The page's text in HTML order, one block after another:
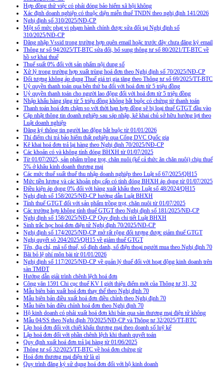
Hợp đồng thử việc có phải đóng bảo hiểm xã hội không
Xác định doanh nghiệp có thuộc diện miễn thuế TNDN theo nghị định 141/2026
Nghị định số 310/2025/NĐ-CP
Một số mức phạt vi phạm hành chính được sửa đổi tại Nghị định số
310/2025/NĐ-CP
Đăng nhập Vssid trong trường hợp quên email hoặc trước đây chưa đăng ký email
Thông tư số 94/2025/TT-BTC sửa đổi, bổ sung thông tư số 80/2021/TT-BTC về
hồ sơ khai thuế
Thuế suất 0% đối với sản phẩm nội dung số
Xử lý trong trường hợp xuất trùng hoá đơn theo Nghị định số 70/2025/NĐ-CP
Đối tượng không áp dụng Thuế giá trị gia tăng theo Thông tư số 69/2025/TT-BTC
Uỷ quyền thanh toán qua bên thứ ba đối với hoá đơn từ 5 triệu đồng
Uỷ quyền thanh toán cho người lao động đối với hoá đơn từ 5 triệu đồng
Nhập khẩu hàng tặng từ 5 triệu đồng không bắt buộc có chứng từ thanh toán
Thanh toán hoá đơn chậm so với thời hạn hợp đồng sẽ bị loại thuế GTGT đầu vào
Cập nhật thông tin doanh nghiệp sau sáp nhập, kê khai chủ sở hữu hưởng lợi theo
Luật doanh nghiệp
Đăng ký thông tin người lao động bắt buộc từ 01/01/2026
Thí điểm chi trả bảo hiểm thất nghiệp qua Cổng DVC Quốc gia
Kê khai hoá đơn trả lại hàng theo Nghị định 70/2025/NĐ-CP
Các khoản có và không tính đóng BHXH từ 01/07/2025
Từ 01/07/2025, sản phẩm trồng trọt, chăn nuôi (kể cả thức ăn chăn nuôi) chịu thuế
5% ở khâu kinh doanh thương mại
Các mức thuế suất thuế thu nhập doanh nghiệp theo Luật số 67/2025/QH15
Mức tiền lương và các khoản phụ cấp có tính đóng BHXH áp dụng từ 01/07/2025
Điều kiện áp dụng 0% đối với hàng xuất khẩu theo Luật số 48/2024/QH15
Nghị định số 158/2025/NĐ-CP hướng dẫn Luật BHXH
Tính thuế GTGT đối với sản phẩm trồng trọt, chăn nuôi từ 01/07/2025
Các trường hợp không tính thuế GTGT theo Nghị định số 181/2025/NĐ-CP
Nghị định số 158/2025/NĐ-CP Quy định chi tiết Luật BHXH
Sinh trắc học hoá đơn điện tử Nghị định 70/2025/NĐ-CP
Nghị định số 174/2025/NĐ-CP mở rất rộng đối tượng được giảm thuế GTGT
Nghị quyết sô 204/2025/QH15 về giảm thuế GTGT
Tên, địa chỉ, mã số thuế, số định danh, số điện thoại người mua theo Nghị định 70
Bãi bỏ lệ phí môn bài từ 01/01/2026
Nghị định số 117/2025/NĐ-CP về quản lý thuế đối với hoạt động kinh doanh trên
sàn TMĐT
Hướng dẫn giải trình chênh lệch hoá đơn
Công văn 1591 Chi cục thuế KV I giới thiệu điểm mới của Thông tư 31, 32
Mẫu biên bản xuất hoá đơn thay thế theo Nghị định 70
Mẫu biên bản điều xuất hoá đơn điều chỉnh theo Nghị định 70
Mẫu biên bản điều chỉnh hoá đơn theo Nghị định 70
Hộ kinh doanh có phải xuất hoá đơn khi bán qua sàn thương mại điện tử không
Mẫu 04/SS theo Nghi định 70/2025/NĐ-CP và Thông tư 32/2025/TT-BTC
Lập hoá đơn đối với chiết khấu thương mại theo doanh số luỹ kế
Lập hoá đơn đối với phần chênh lệch khi thanh quyết toán
Quy định xuất hoá đơn trả lại hàng từ 01/06/2025
Thông tư số 32/2025/TT-BTC về hoá đơn chứng từ
Hoá đơn thương mại điện tử là gì
Quy trình đăng ký sử dụng hoá đơn đối với hộ kinh doanh